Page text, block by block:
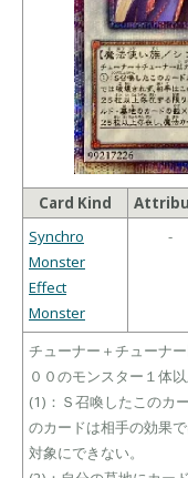
Card Kind
Synchro
Monster
Effect
Monster
-
チューナー＋チューナ
００のモンスター１体
(1)：Ｓ召喚したこのカ
のカードは相手の効果
対象にできない。